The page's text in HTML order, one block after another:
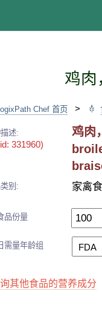
鸡肉
Chef 首页 >
述:
331960)
鸡肉
别: 家禽
品份量
需量年龄组
其他食品的营养成分